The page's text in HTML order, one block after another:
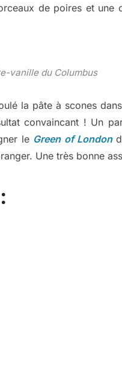
de poires et une
vanille du Columbus
la pâte à scones
convaincant ! Un
le Green of London
Une très bonne